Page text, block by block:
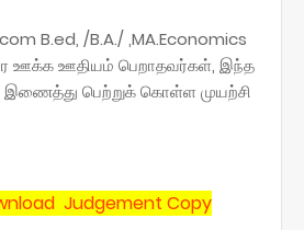
B.ed, /B.A./ ,MA.Economics
ஊக்க ஊதியம் பெறாதவர்கள், இந்த
பெற்றுக் கொள்ள முயற்சி
Judgement Copy